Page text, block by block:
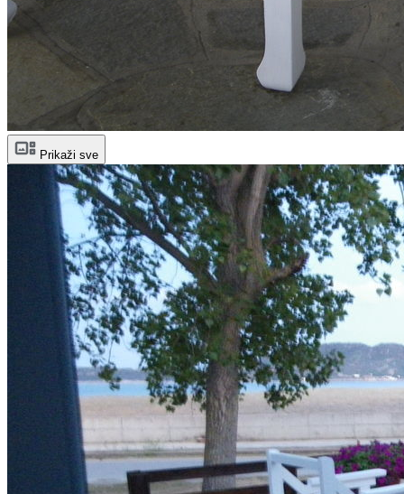
Prikaži sve